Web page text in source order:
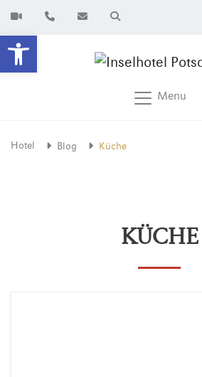
Open toolbar
Menu
Hotel Blog Küche
KÜCHE